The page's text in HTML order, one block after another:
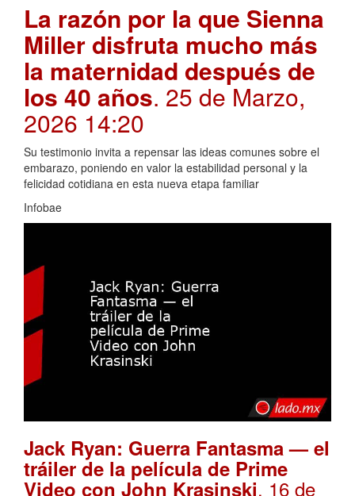
La razón por la que Sienna
Miller disfruta mucho más
la maternidad después de
los 40 años. 25 de Marzo,
2026 14:20
Su testimonio invita a repensar las ideas comunes sobre el
embarazo, poniendo en valor la estabilidad personal y la
felicidad cotidiana en esta nueva etapa familiar
Infobae
Jack Ryan: Guerra Fantasma — el
tráiler de la película de Prime
Video con John Krasinski. 16 de